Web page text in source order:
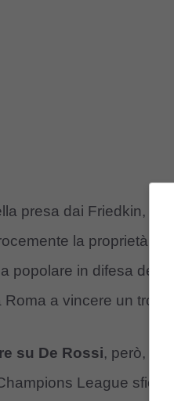
presa dai Friedkin,
la proprietà
popolare in difesa
Roma a vincere un
su De Rossi, però, è
League